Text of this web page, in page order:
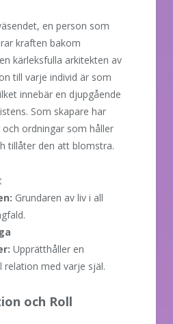
en person som
kraften bakom
kärleksfulla arkitekten av
till varje individ är som
innebär en djupgående
Som skapare har
ordningar som håller
tillåter den att blomstra.
Grundaren av liv i all
Upprätthåller en
relation med varje själ.
och Roll